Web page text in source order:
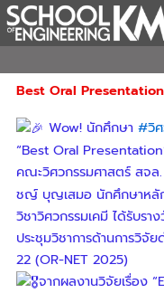
Skip
to
Best Oral
Wow! นักศึกษา #วิศ
“Best Oral
คณะวิศวกรรมศาสตร์ สจล.
ชญ์ บุญเสมอ นักศึกษาหลั
วิชาวิศวกรรมเคมี ได้รับร
ประชุมวิชาการด้านการวิจั
22 (OR-NET 2025)
จากผลงานวิจัยเรื่อง